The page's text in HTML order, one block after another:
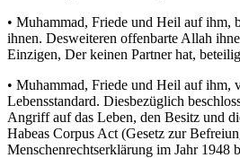
• Muhammad, Friede und Heil auf ihm,
ihnen. Desweiteren offenbarte Allah
Einzigen, Der keinen Partner hat,
• Muhammad, Friede und Heil auf ihm,
Lebensstandard. Diesbezüglich
Angriff auf das Leben, den Besitz und
Habeas Corpus Act (Gesetz zur
Menschenrechtserklärung im Jahr 1948